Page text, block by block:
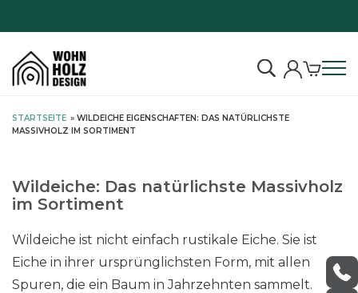
STARTSEITE » WILDEICHE EIGENSCHAFTEN: DAS NATÜRLICHSTE
MASSIVHOLZ IM SORTIMENT
Wildeiche: Das natürlichste Massivholz
im Sortiment
Wildeiche ist nicht einfach rustikale Eiche. Sie ist
Eiche in ihrer ursprünglichsten Form, mit allen
Spuren, die ein Baum in Jahrzehnten sammelt.